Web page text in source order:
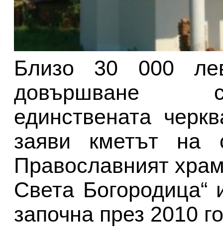
Близо 30 000
довършване
единствената
заяви кметът на
Православният
Света Богородица“
започна през 2010